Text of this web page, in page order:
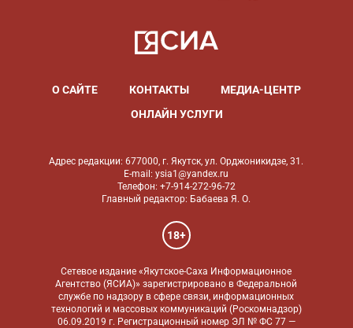
О САЙТЕ КОНТАКТЫ
МЕДИА-ЦЕНТР
ОНЛАЙН УСЛУГИ
Адрес редакции: 677000, г. Якутск, ул. Орджоникидзе, 31.
E-mail: ysia1@yandex.ru
Телефон: +7-914-272-96-72
Главный редактор: Бабаева Я. О.
18+
Сетевое издание «Якутское-Саха Информационное
Агентство (ЯСИА)» зарегистрировано в Федеральной
службе по надзору в сфере связи, информационных
технологий и массовых коммуникаций (Роскомнадзор)
06.09.2019 г. Регистрационный номер ЭЛ № ФС 77 —